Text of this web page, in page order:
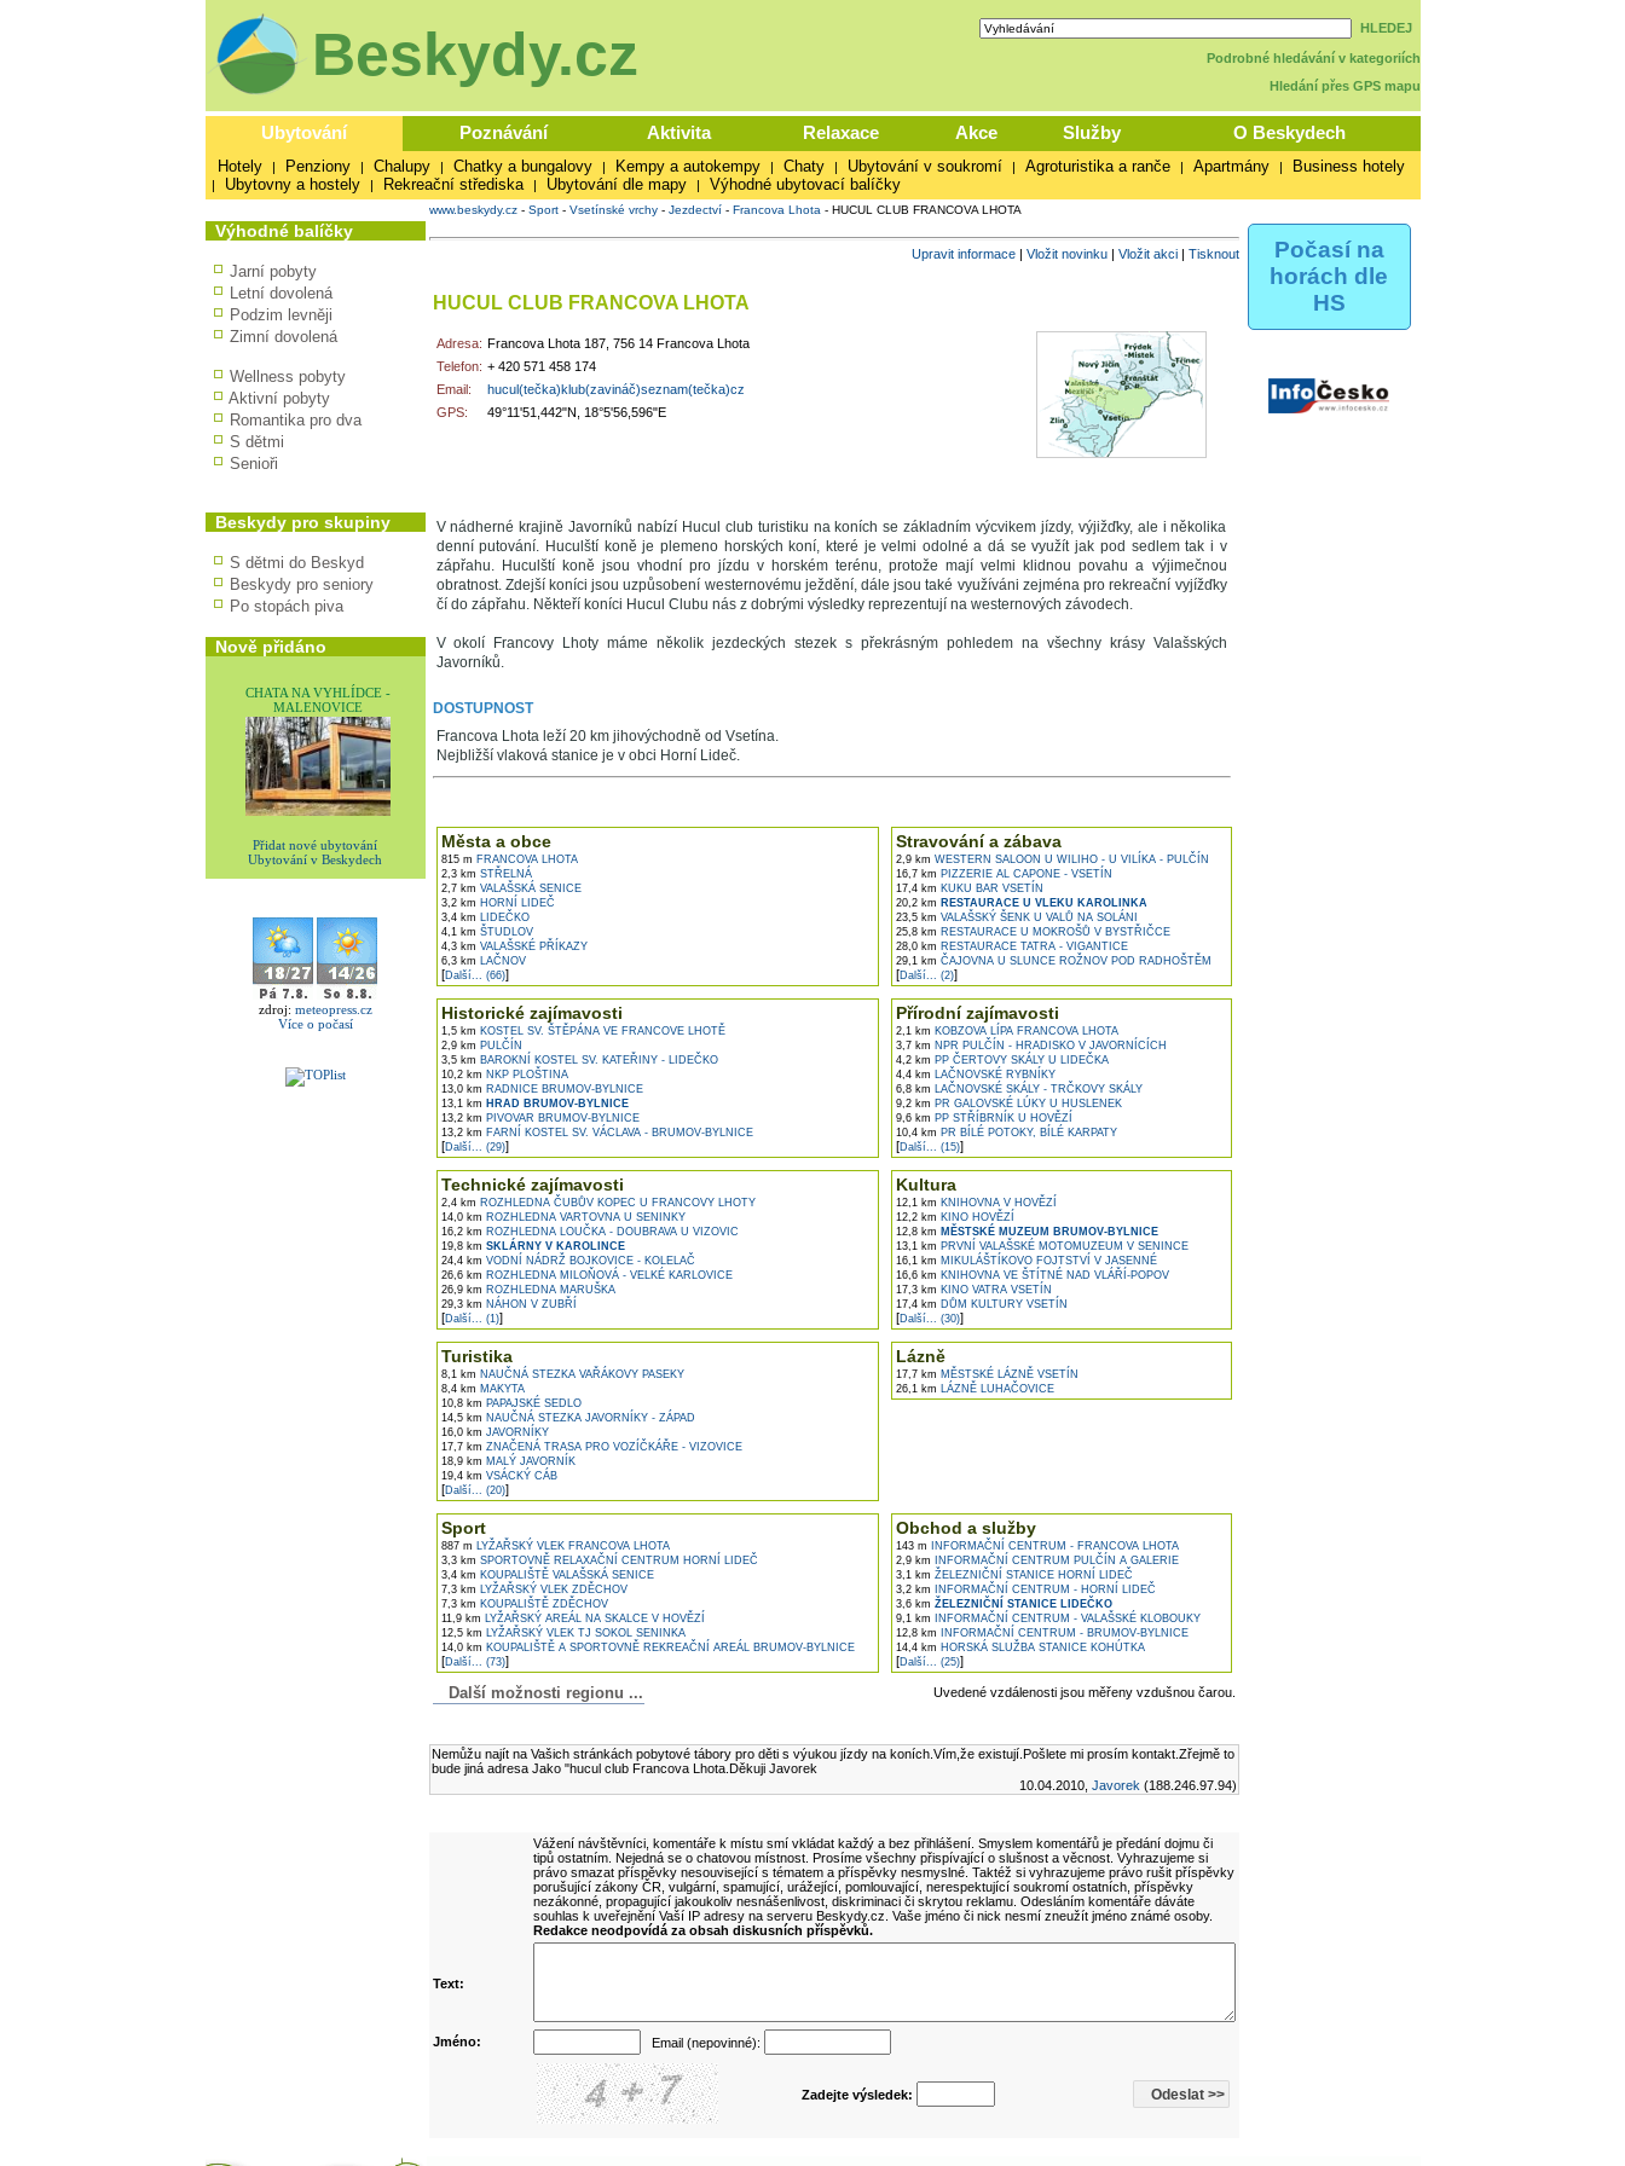
Beskydy.cz HLEDEJ
Podrobné hledávání v kategoriích
Hledání přes GPS mapu
Ubytování Poznávání Aktivita Relaxace Akce Služby O Beskydech
Hotely | Penziony | Chalupy | Chatky a bungalovy | Kempy a autokempy | Chaty | Ubytování v soukromí | Agroturistika a ranče | Apartmány | Business hotely
| Ubytovny a hostely | Rekreační střediska | Ubytování dle mapy | Výhodné ubytovací balíčky
Výhodné balíčky
Jarní pobyty
Letní dovolená
Podzim levněji
Zimní dovolená
Wellness pobyty
Aktivní pobyty
Romantika pro dva
S dětmi
Senioři
Beskydy pro skupiny
S dětmi do Beskyd
Beskydy pro seniory
Po stopách piva
Nově přidáno
CHATA NA VYHLÍDCE -
MALENOVICE
Přidat nové ubytování
Ubytování v Beskydech
zdroj: meteopress.cz
Více o počasí
www.beskydy.cz- Sport- Vsetínské vrchy- Jezdectví- Francova Lhota - HUCUL CLUB FRANCOVA LHOTA
Upravit informace| Vložit novinku| Vložit akci| Tisknout
HUCUL CLUB FRANCOVA LHOTA
Adresa: Francova Lhota 187, 756 14 Francova Lhota
Telefon: + 420 571 458 174
Email:
hucul(tečka)klub(zavináč)seznam(tečka)cz
GPS:
49°11'51,442"N, 18°5'56,596"E
V nádherné krajině Javorníků nabízí Hucul club turistiku na koních se základním výcvikem jízdy, výjižďky, ale i několika
denní putování. Huculští koně je plemeno horských koní, které je velmi odolné a dá se využít jak pod sedlem tak i v
zápřahu. Huculští koně jsou vhodní pro jízdu v horském terénu, protože mají velmi klidnou povahu a výjimečnou
obratnost. Zdejší koníci jsou uzpůsobení westernovému ježdění, dále jsou také využíváni zejména pro rekreační vyjížďky
čí do zápřahu. Někteří koníci Hucul Clubu nás z dobrými výsledky reprezentují na westernových závodech.
V okolí Francovy Lhoty máme několik jezdeckých stezek s překrásným pohledem na všechny krásy Valašských
Javorníků.
DOSTUPNOST
Francova Lhota leží 20 km jihovýchodně od Vsetína.
Nejbližší vlaková stanice je v obci Horní Lideč.
Města a obce
815 m FRANCOVA LHOTA
2,3 km STŘELNÁ
2,7 km VALAŠSKÁ SENICE
3,2 km HORNÍ LIDEČ
3,4 km LIDEČKO
4,1 km ŠTUDLOV
4,3 km VALAŠSKÉ PŘÍKAZY
6,3 km LAČNOV
[Další... (66)]
Stravování a zábava
2,9 km WESTERN SALOON U WILIHO - U VILÍKA - PULČÍN
16,7 km PIZZERIE AL CAPONE - VSETÍN
17,4 km KUKU BAR VSETÍN
20,2 km RESTAURACE U VLEKU KAROLINKA
23,5 km VALAŠSKÝ ŠENK U VALŮ NA SOLÁNI
25,8 km RESTAURACE U MOKROŠŮ V BYSTŘIČCE
28,0 km RESTAURACE TATRA - VIGANTICE
29,1 km ČAJOVNA U SLUNCE ROŽNOV POD RADHOŠTĚM
[Další... (2)]
Historické zajímavosti
1,5 km KOSTEL SV. ŠTĚPÁNA VE FRANCOVE LHOTĚ
2,9 km PULČÍN
3,5 km BAROKNÍ KOSTEL SV. KATEŘINY - LIDEČKO
10,2 km NKP PLOŠTINA
13,0 km RADNICE BRUMOV-BYLNICE
13,1 km HRAD BRUMOV-BYLNICE
13,2 km PIVOVAR BRUMOV-BYLNICE
13,2 km FARNÍ KOSTEL SV. VÁCLAVA - BRUMOV-BYLNICE
[Další... (29)]
Přírodní zajímavosti
2,1 km KOBZOVA LÍPA FRANCOVA LHOTA
3,7 km NPR PULČÍN - HRADISKO V JAVORNÍCÍCH
4,2 km PP ČERTOVY SKÁLY U LIDEČKA
4,4 km LAČNOVSKÉ RYBNÍKY
6,8 km LAČNOVSKÉ SKÁLY - TRČKOVY SKÁLY
9,2 km PR GALOVSKÉ LÚKY U HUSLENEK
9,6 km PP STŘÍBRNÍK U HOVĚZÍ
10,4 km PR BÍLÉ POTOKY, BÍLÉ KARPATY
[Další... (15)]
Technické zajímavosti
2,4 km ROZHLEDNA ČUBŮV KOPEC U FRANCOVY LHOTY
14,0 km ROZHLEDNA VARTOVNA U SENINKY
16,2 km ROZHLEDNA LOUČKA - DOUBRAVA U VIZOVIC
19,8 km SKLÁRNY V KAROLINCE
24,4 km VODNÍ NÁDRŽ BOJKOVICE - KOLELAČ
26,6 km ROZHLEDNA MILOŇOVÁ - VELKÉ KARLOVICE
26,9 km ROZHLEDNA MARUŠKA
29,3 km NÁHON V ZUBŘÍ
[Další... (1)]
Kultura
12,1 km KNIHOVNA V HOVĚZÍ
12,2 km KINO HOVĚZÍ
12,8 km MĚSTSKÉ MUZEUM BRUMOV-BYLNICE
13,1 km PRVNÍ VALAŠSKÉ MOTOMUZEUM V SENINCE
16,1 km MIKULÁŠTÍKOVO FOJTSTVÍ V JASENNÉ
16,6 km KNIHOVNA VE ŠTÍTNÉ NAD VLÁŘÍ-POPOV
17,3 km KINO VATRA VSETÍN
17,4 km DŮM KULTURY VSETÍN
[Další... (30)]
Turistika
8,1 km NAUČNÁ STEZKA VAŘÁKOVY PASEKY
8,4 km MAKYTA
10,8 km PAPAJSKÉ SEDLO
14,5 km NAUČNÁ STEZKA JAVORNÍKY - ZÁPAD
16,0 km JAVORNÍKY
17,7 km ZNAČENÁ TRASA PRO VOZÍČKÁŘE - VIZOVICE
18,9 km MALÝ JAVORNÍK
19,4 km VSÁCKÝ CÁB
[Další... (20)]
Lázně
17,7 km MĚSTSKÉ LÁZNĚ VSETÍN
26,1 km LÁZNĚ LUHAČOVICE
Sport
887 m LYŽAŘSKÝ VLEK FRANCOVA LHOTA
3,3 km SPORTOVNĚ RELAXAČNÍ CENTRUM HORNÍ LIDEČ
3,4 km KOUPALIŠTĚ VALAŠSKÁ SENICE
7,3 km LYŽAŘSKÝ VLEK ZDĚCHOV
7,3 km KOUPALIŠTĚ ZDĚCHOV
11,9 km LYŽAŘSKÝ AREÁL NA SKALCE V HOVĚZÍ
12,5 km LYŽAŘSKÝ VLEK TJ SOKOL SENINKA
14,0 km KOUPALIŠTĚ A SPORTOVNĚ REKREAČNÍ AREÁL BRUMOV-BYLNICE
[Další... (73)]
Obchod a služby
143 m INFORMAČNÍ CENTRUM - FRANCOVA LHOTA
2,9 km INFORMAČNÍ CENTRUM PULČÍN A GALERIE
3,1 km ŽELEZNIČNÍ STANICE HORNÍ LIDEČ
3,2 km INFORMAČNÍ CENTRUM - HORNÍ LIDEČ
3,6 km ŽELEZNIČNÍ STANICE LIDEČKO
9,1 km INFORMAČNÍ CENTRUM - VALAŠSKÉ KLOBOUKY
12,8 km INFORMAČNÍ CENTRUM - BRUMOV-BYLNICE
14,4 km HORSKÁ SLUŽBA STANICE KOHÚTKA
[Další... (25)]
Další možnosti regionu ... Uvedené vzdálenosti jsou měřeny vzdušnou čarou.
Nemůžu najít na Vašich stránkách pobytové tábory pro děti s výukou jízdy na koních.Vím,že existují.Pošlete mi prosím kontakt.Zřejmě to
bude jiná adresa Jako "hucul club Francova Lhota.Děkuji Javorek
10.04.2010, Javorek (188.246.97.94)
Vážení návštěvníci, komentáře k místu smí vkládat každý a bez přihlášení. Smyslem komentářů je předání dojmu či
tipů ostatním. Nejedná se o chatovou místnost. Prosíme všechny přispívající o slušnost a věcnost. Vyhrazujeme si
právo smazat příspěvky nesouvisející s tématem a příspěvky nesmyslné. Taktéž si vyhrazujeme právo rušit příspěvky
porušující zákony ČR, vulgární, spamující, urážející, pomlouvající, nerespektující soukromí ostatních, příspěvky
nezákonné, propagující jakoukoliv nesnášenlivost, diskriminaci či skrytou reklamu. Odesláním komentáře dáváte
souhlas k uveřejnění Vaší IP adresy na serveru Beskydy.cz. Vaše jméno či nick nesmí zneužít jméno známé osoby.
Redakce neodpovídá za obsah diskusních příspěvků.
Text:
Jméno: Email (nepovinné):
Zadejte výsledek:
Počasí na
horách dle
HS